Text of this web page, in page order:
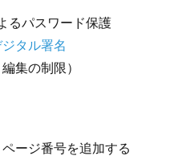
るパスワード保護
ジタル署名
集の制限）
ージ番号を追加する